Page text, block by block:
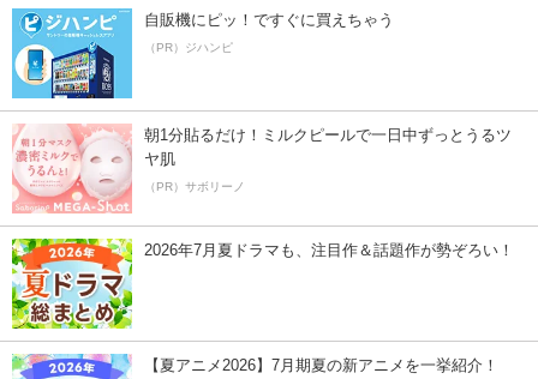
自販機にピッ！ですぐに買えちゃう
（PR）ジハンピ
朝1分貼るだけ！ミルクピールで一日中ずっとうるツ
ヤ肌
（PR）サボリーノ
2026年7月夏ドラマも、注目作＆話題作が勢ぞろい！
【夏アニメ2026】7月期夏の新アニメを一挙紹介！